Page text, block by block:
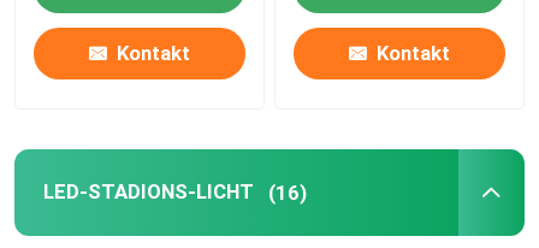
Kontakt Kontakt
LED-STADIONS-LICHT (16)